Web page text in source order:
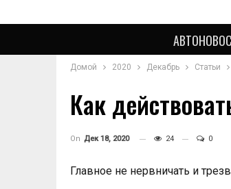
Домой 2020 Декабрь Статьи
Как
On Дек 18, 2020 24 0
Главное не нервничать и